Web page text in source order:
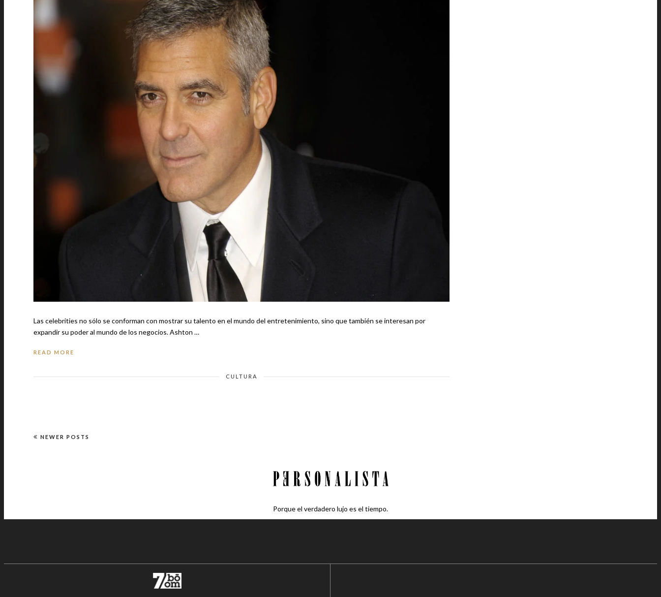
Las celebrities no sólo se conforman con mostrar su talento en el mundo del entretenimiento, sino que también se interesan por
expandir su poder al mundo de los negocios. Ashton …
READ MORE
CULTURA
NEWER POSTS
Porque el verdadero lujo es el tiempo.